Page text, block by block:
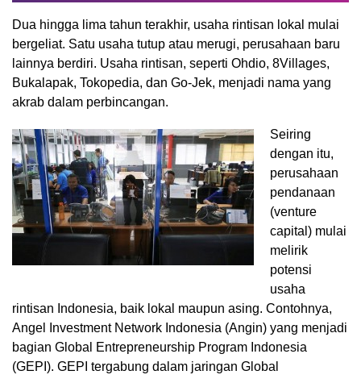
Dua hingga lima tahun terakhir, usaha rintisan lokal mulai
bergeliat. Satu usaha tutup atau merugi, perusahaan baru
lainnya berdiri. Usaha rintisan, seperti Ohdio, 8Villages,
Bukalapak, Tokopedia, dan Go-Jek, menjadi nama yang
akrab dalam perbincangan.
Seiring
dengan itu,
perusahaan
pendanaan
(venture
capital) mulai
melirik
potensi
usaha
rintisan Indonesia, baik lokal maupun asing. Contohnya,
Angel Investment Network Indonesia (Angin) yang menjadi
bagian Global Entrepreneurship Program Indonesia
(GEPI). GEPI tergabung dalam jaringan Global